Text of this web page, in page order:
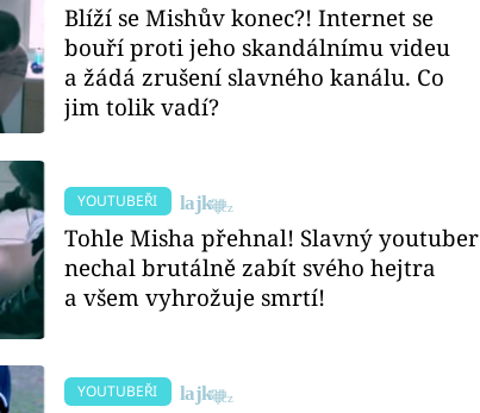
Blíží se Mishův konec?! Internet se
bouří proti jeho skandálnímu videu
a žádá zrušení slavného kanálu. Co
jim tolik vadí?
YOUTUBEŘI
Tohle Misha přehnal! Slavný youtuber
nechal brutálně zabít svého hejtra
a všem vyhrožuje smrtí!
YOUTUBEŘI